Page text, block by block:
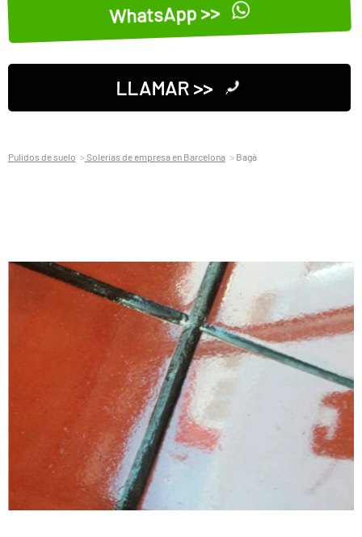
WhatsApp >>
LLAMAR >>
Pulidos de suelo Solerias de empresa en Barcelona Bagà